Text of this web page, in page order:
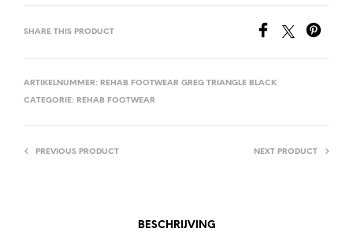
SHARE THIS PRODUCT
ARTIKELNUMMER: REHAB FOOTWEAR GREG TRIANGLE BLACK
CATEGORIE: REHAB FOOTWEAR
PREVIOUS PRODUCT NEXT PRODUCT
BESCHRIJVING